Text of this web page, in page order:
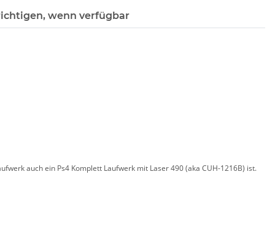
wenn verfügbar
auch ein Ps4 Komplett Laufwerk mit Laser 490 (aka CUH-1216B) ist.